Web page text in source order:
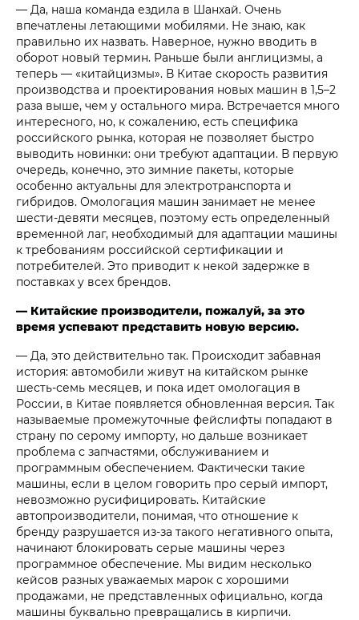
— Да, наша команда ездила в Шанхай. Очень
впечатлены летающими мобилями. Не знаю, как
правильно их назвать. Наверное, нужно вводить в
оборот новый термин. Раньше были англицизмы, а
теперь — «китайцизмы». В Китае скорость развития
производства и проектирования новых машин в 1,5–2
раза выше, чем у остального мира. Встречается много
интересного, но, к сожалению, есть специфика
российского рынка, которая не позволяет быстро
выводить новинки: они требуют адаптации. В первую
очередь, конечно, это зимние пакеты, которые
особенно актуальны для электротранспорта и
гибридов. Омологация машин занимает не менее
шести-девяти месяцев, поэтому есть определенный
временной лаг, необходимый для адаптации машины
к требованиям российской сертификации и
потребителей. Это приводит к некой задержке в
поставках у всех брендов.
— Китайские производители, пожалуй, за это
время успевают представить новую версию.
— Да, это действительно так. Происходит забавная
история: автомобили живут на китайском рынке
шесть-семь месяцев, и пока идет омологация в
России, в Китае появляется обновленная версия. Так
называемые промежуточные фейслифты попадают в
страну по серому импорту, но дальше возникает
проблема с запчастями, обслуживанием и
программным обеспечением. Фактически такие
машины, если в целом говорить про серый импорт,
невозможно русифицировать. Китайские
автопроизводители, понимая, что отношение к
бренду разрушается из-за такого негативного опыта,
начинают блокировать серые машины через
программное обеспечение. Мы видим несколько
кейсов разных уважаемых марок с хорошими
продажами, не представленных официально, когда
машины буквально превращались в кирпичи.